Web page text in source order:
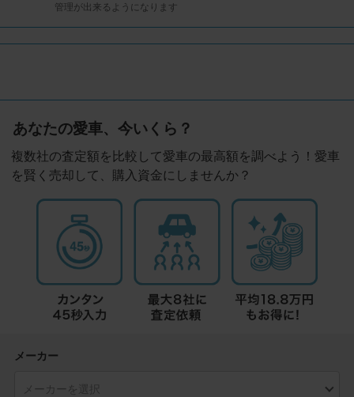
管理が出来るようになります
あなたの愛車、今いくら？
複数社の査定額を比較して愛車の最高額を調べよう！愛車
を賢く売却して、購入資金にしませんか？
メーカー